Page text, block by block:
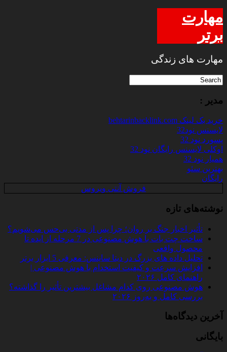
مهارت
برتر
مهارت های زندگی
مدیر :
خرید بک لینک behtarinbacklink.com
لایسنس نود32
پسورد نود 32
اوکلی لایسنس رایگان نود 32
همیار نود 32
بهترین سئو
رایگان
فروش آنتی ویروس
نوشته‌های تازه
تأثیر اخبار جنگ بر روان؛ چرا پس از مدتی بی‌حس می‌شویم؟
ساخت چت‌ بات با هوش مصنوعی در 7 مرحله از ایده تا
محصول واقعی
تحلیل داده‌ های بزرگ در دیتا ساینس: معرفی 5 ابزار برتر
افزایش سرعت و کیفیت استخدام با هوش مصنوعی |
راهنمای کامل ۲۰۲۶
هوش مصنوعی روی کدام مشاغل بیشترین تأثیر را گذاشته؟
بررسی کامل و به‌روز ۲۰۲۶
آخرین دیدگاه‌ها
بایگانی